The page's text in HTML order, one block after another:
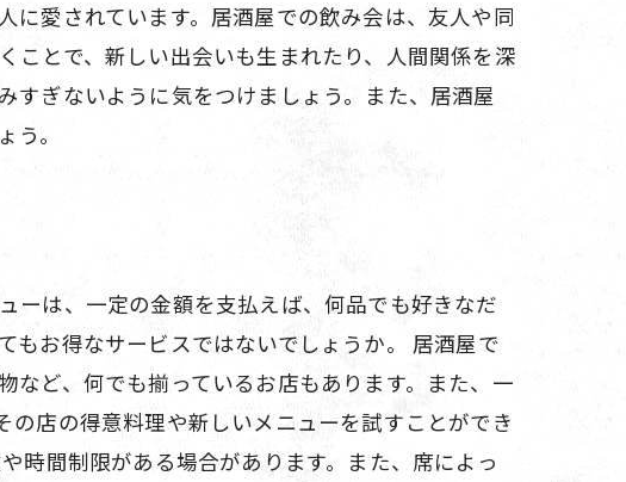
愛されています。居酒屋での飲み会は、友人や同
ことで、新しい出会いも生まれたり、人間関係を深
すぎないように気をつけましょう。また、居酒屋
。
ーは、一定の金額を支払えば、何品でも好きなだ
もお得なサービスではないでしょうか。 居酒屋で
など、何でも揃っているお店もあります。また、一
店の得意料理や新しいメニューを試すことができ
時間制限がある場合があります。また、席によっ